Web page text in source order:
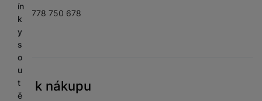
ín
k
y
s
o
u
t
ě
+420 778 750 678
Vše k nákupu